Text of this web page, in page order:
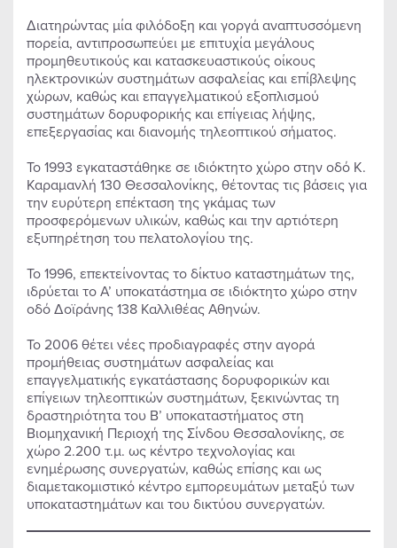
Διατηρώντας μία φιλόδοξη και γοργά αναπτυσσόμενη
πορεία, αντιπροσωπεύει με επιτυχία μεγάλους
προμηθευτικούς και κατασκευαστικούς οίκους
ηλεκτρονικών συστημάτων ασφαλείας και επίβλεψης
χώρων, καθώς και επαγγελματικού εξοπλισμού
συστημάτων δορυφορικής και επίγειας λήψης,
επεξεργασίας και διανομής τηλεοπτικού σήματος.
Το 1993 εγκαταστάθηκε σε ιδιόκτητο χώρο στην οδό Κ.
Καραμανλή 130 Θεσσαλονίκης, θέτοντας τις βάσεις για
την ευρύτερη επέκταση της γκάμας των
προσφερόμενων υλικών, καθώς και την αρτιότερη
εξυπηρέτηση του πελατολογίου της.
Το 1996, επεκτείνοντας το δίκτυο καταστημάτων της,
ιδρύεται το Α’ υποκατάστημα σε ιδιόκτητο χώρο στην
οδό Δοϊράνης 138 Καλλιθέας Αθηνών.
Το 2006 θέτει νέες προδιαγραφές στην αγορά
προμήθειας συστημάτων ασφαλείας και
επαγγελματικής εγκατάστασης δορυφορικών και
επίγειων τηλεοπτικών συστημάτων, ξεκινώντας τη
δραστηριότητα του Β’ υποκαταστήματος στη
Βιομηχανική Περιοχή της Σίνδου Θεσσαλονίκης, σε
χώρο 2.200 τ.μ. ως κέντρο τεχνολογίας και
ενημέρωσης συνεργατών, καθώς επίσης και ως
διαμετακομιστικό κέντρο εμπορευμάτων μεταξύ των
υποκαταστημάτων και του δικτύου συνεργατών.